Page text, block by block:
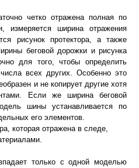
четко отражена полная по
измеряется ширина отражения
рисунок протектора, а также
беговой дорожки и рисунка
для того, чтобы определить
всех других. Особенно это
и не копирует другие хотя
Если же ширина беговой
шины устанавливается по
его элементов.
которая отражена в следе,
только с одной моделью